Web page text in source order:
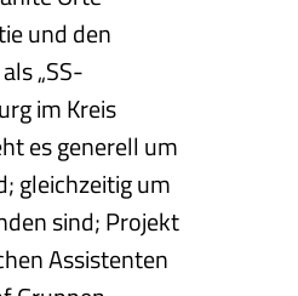
und den
„SS-
im Kreis
es generell um
gleichzeitig um
sind; Projekt
Assistenten